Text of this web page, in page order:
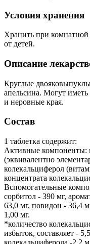
Условия хранения
Хранить при комнатной
от детей.
Описание
Круглые
апельсина. Могут
и неровные края.
Состав
1 таблетка содержит:
Активные компоненты:
(эквивалентно
колекальциферол
концентрата
Вспомогательные
сорбитол - 390 мг,
63,0 мг, повидон - 36,4
1,00 мг.
*количество
избыток, составляет -